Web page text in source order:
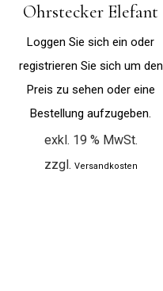
Ohrstecker Elefant
Loggen Sie sich ein oder
registrieren Sie sich um den
Preis zu sehen oder eine
Bestellung aufzugeben.
exkl. 19 % MwSt.
zzgl. Versandkosten